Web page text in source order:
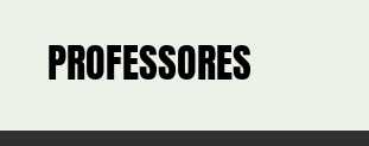
PROFESSORES